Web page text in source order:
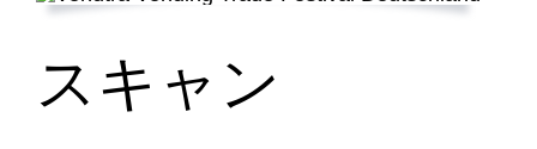
スキャン